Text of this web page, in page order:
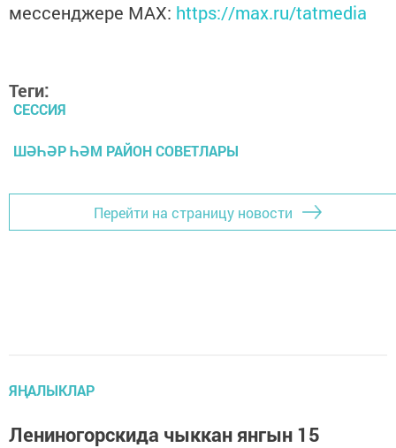
мессенджере MАХ: https://max.ru/tatmedia
Теги:
СЕССИЯ
ШӘҺӘР ҺӘМ РАЙОН СОВЕТЛАРЫ
Перейти на страницу новости
ЯҢАЛЫКЛАР
Лениногорскида чыккан янгын 15